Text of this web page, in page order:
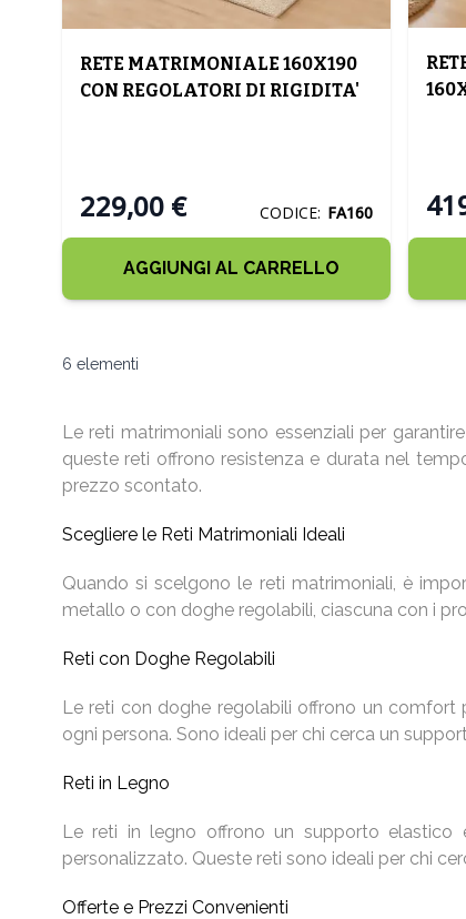
RETE MATRIMONIALE 160X190
CON REGOLATORI DI RIGIDITA'
229,00 € CODICE: FA160
AGGIUNGI AL CARRELLO
6 elementi
Le reti matrimoniali sono essenziali per
queste reti offrono resistenza e durata nel
prezzo scontato.
Scegliere le Reti Matrimoniali Ideali
Quando si scelgono le reti matrimoniali, è
metallo o con doghe regolabili, ciascuna con i
Reti con Doghe Regolabili
Le reti con doghe regolabili offrono un comfort
ogni persona. Sono ideali per chi cerca un
Reti in Legno
Le reti in legno offrono un supporto
personalizzato. Queste reti sono ideali per chi
Offerte e Prezzi Convenienti